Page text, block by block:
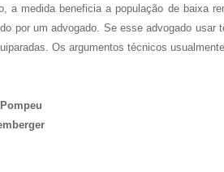
a medida beneficia a população de baixa
por um advogado. Se esse advogado usar
Os argumentos técnicos